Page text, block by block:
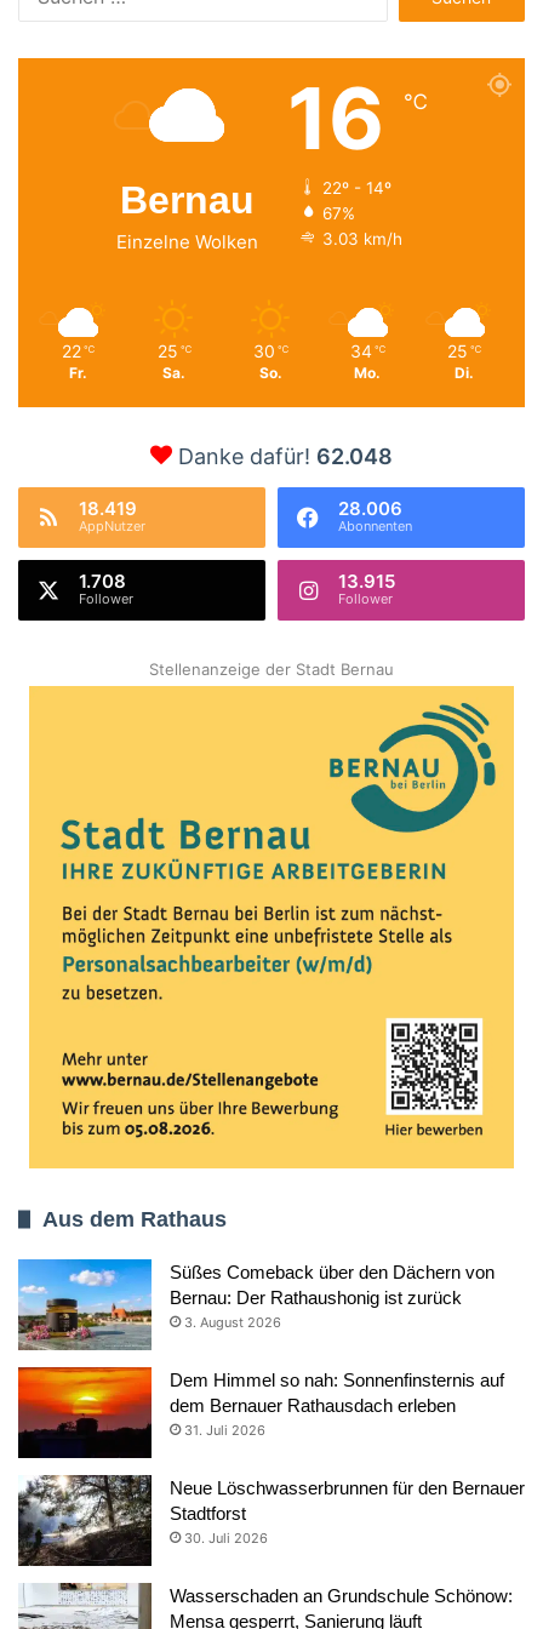
nach:
Bernau
Einzelne Wolken
16 ℃
22º - 14º
67%
3.03 km/h
22 ℃
Fr.
25 ℃
Sa.
30 ℃
So.
34 ℃
Mo.
25 ℃
Di.
Danke dafür! 62.048
18.419
AppNutzer
28.006
Abonnenten
1.708
Follower
13.915
Follower
Stellenanzeige der Stadt Bernau
Aus dem Rathaus
Süßes Comeback über den Dächern von
Bernau: Der Rathaushonig ist zurück
3. August 2026
Dem Himmel so nah: Sonnenfinsternis auf
dem Bernauer Rathausdach erleben
31. Juli 2026
Neue Löschwasserbrunnen für den Bernauer
Stadtforst
30. Juli 2026
Wasserschaden an Grundschule Schönow:
Mensa gesperrt, Sanierung läuft